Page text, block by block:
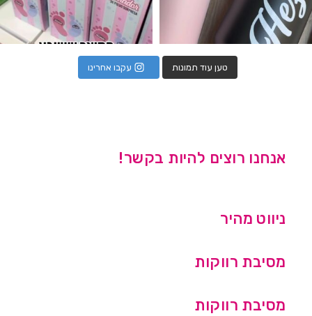
טען עוד תמונות עקבו אחרינו
אנחנו רוצים להיות בקשר!
ניווט מהיר
מסיבת רווקות
מסיבת רווקות